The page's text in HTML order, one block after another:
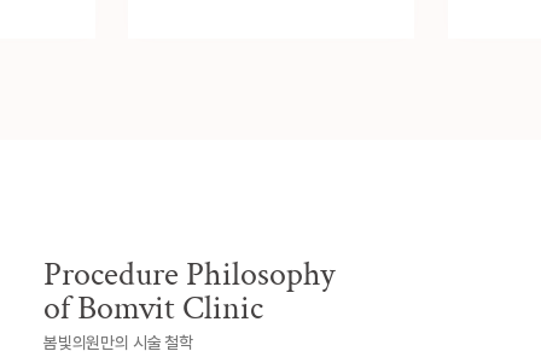
Procedure Philosophy
of Bomvit Clinic
봄빛의원만의 시술 철학